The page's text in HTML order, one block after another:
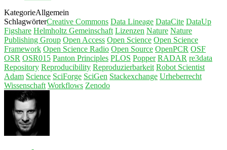
KategorieAllgemein
SchlagwörterCreative Commons Data Lineage DataCite DataUp
Figshare Helmholtz Gemeinschaft Lizenzen Nature Nature
Publishing Group Open Access Open Science Open Science
Framework Open Science Radio Open Source OpenPCR OSF
OSR OSR015 Panton Principles PLOS Popper RADAR re3data
Repository Reproducibility Reproduzierbarkeit Robot Scientist
Adam Science SciForge SciGen Stackexchange Urheberrecht
Wissenschaft Workflows Zenodo